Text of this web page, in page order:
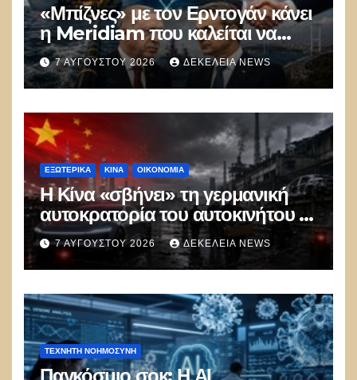
«Μπίζνες» με τον Ερντογάν κάνει
η Meridiam που καλείται να
ξεμπλοκάρει το καλώδιο
Ελλάδας–Κύπρου
7 ΑΥΓΟΎΣΤΟΥ 2026 ΔΕΚΈΛΕΙΑ NEWS
ΕΞΩΤΕΡΙΚΑ ΚΊΝΑ ΟΙΚΟΝΟΜΙΑ
Η Κίνα «σβήνει» τη γερμανική
αυτοκρατορία του αυτοκινήτου –
100.000 απολύσεις, λουκέτα και
πολιτικός πανικός
7 ΑΥΓΟΎΣΤΟΥ 2026 ΔΕΚΈΛΕΙΑ NEWS
ΤΕΧΝΗΤΉ ΝΟΗΜΟΣΎΝΗ